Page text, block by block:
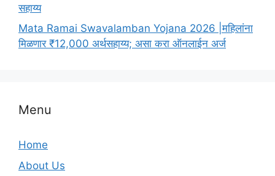
सहाय्य
Mata Ramai Swavalamban Yojana 2026 |महिलांना
मिळणार ₹12,000 अर्थसहाय्य; असा करा ऑनलाईन अर्ज
Menu
Home
About Us